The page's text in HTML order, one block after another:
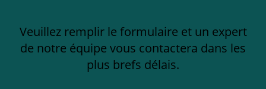
Veuillez remplir le formulaire et un expert
de notre équipe vous contactera dans les
plus brefs délais.